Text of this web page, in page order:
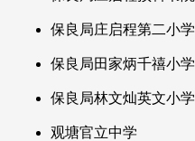
保良局庄启程第二小学
保良局田家炳千禧小学
保良局林文灿英文小学
观塘官立中学